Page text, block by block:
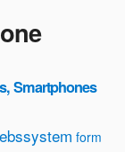
Smartphones
form